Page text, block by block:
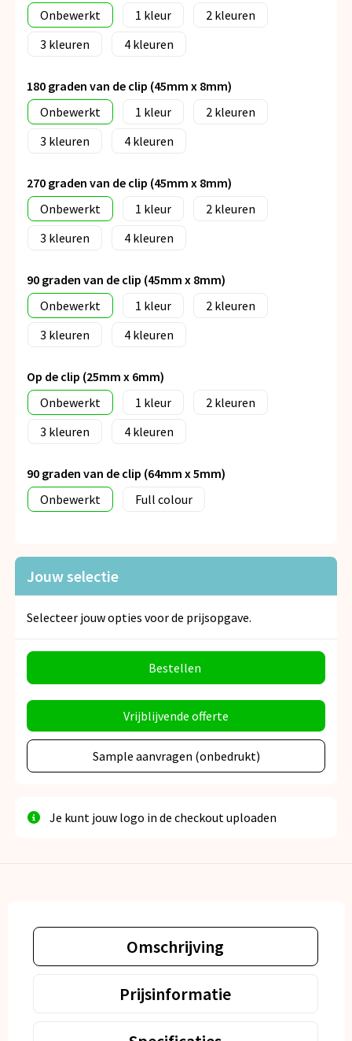
Onbewerkt
1
2
3
4
180 graden van de clip (45mm x 8mm)
Onbewerkt
1
2
3
4
270 graden van de clip (45mm x 8mm)
Onbewerkt
1
2
3
4
90 graden van de clip (45mm x 8mm)
Onbewerkt
1
2
3
4
Op de clip (25mm x 6mm)
Onbewerkt
1
2
3
4
90 graden van de clip (64mm x 5mm)
Onbewerkt
Full colour
Jouw selectie
Selecteer jouw opties voor de prijsopgave.
Bestellen
Vrijblijvende offerte
Sample aanvragen (onbedrukt)
Je kunt jouw logo in de checkout uploaden
Omschrijving
Prijsinformatie